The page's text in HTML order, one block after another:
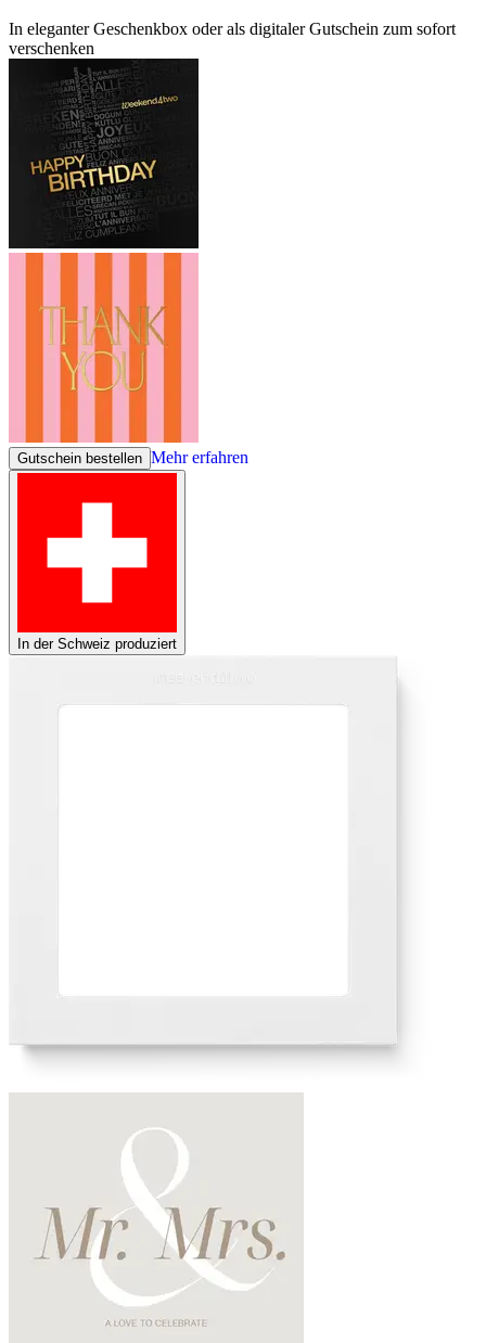
In eleganter Geschenkbox oder als digitaler Gutschein zum sofort
verschenken
Gutschein bestellen Mehr erfahren
In der Schweiz produziert